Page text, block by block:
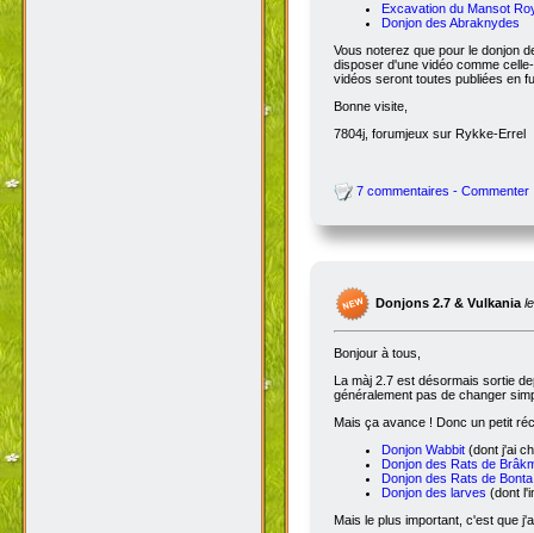
Excavation du Mansot
Donjon des Abraknydes
Vous noterez que pour le donjon
disposer d'une vidéo comme
vidéos seront toutes publiées en
Bonne visite,
7804j, forumjeux sur Rykke-Errel
7 commentaires - Commenter
Donjons 2.7 & Vulkania
Bonjour à tous,
La màj 2.7 est désormais sortie
généralement pas de changer
Mais ça avance ! Donc un petit
Donjon Wabbit (dont j'ai
Donjon des Rats de
Donjon des Rats de Bonta
Donjon des larves (dont
Mais le plus important, c'est que